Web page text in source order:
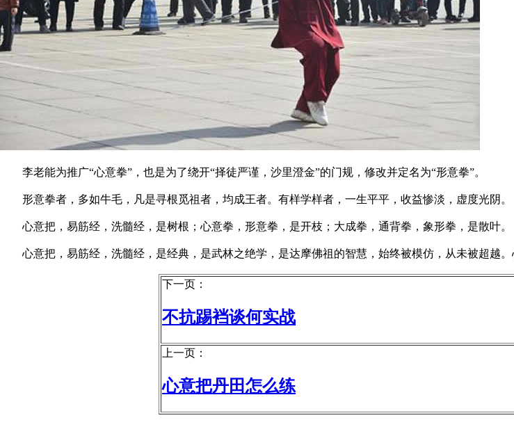
李老能为推广“心意拳”，也是为了绕开“择徒严谨，沙里澄金”的门规，修改并定名为“形意拳”。
形意拳者，多如牛毛，凡是寻根觅祖者，均成王者。有样学样者，一生平平，收益惨淡，虚度光阴。
心意把，易筋经，洗髓经，是树根；心意拳，形意拳，是开枝；大成拳，通背拳，象形拳，是散叶。
心意把，易筋经，洗髓经，是经典，是武林之绝学，是达摩佛祖的智慧，始终被模仿，从未被超越。
下一页：
不抗踢裆谈何实战
上一页：
心意把丹田怎么练